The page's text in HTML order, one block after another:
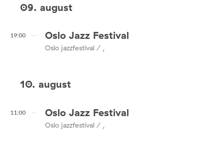
09. august
19:00 Oslo Jazz Festival
Oslo jazzfestival / ,
10. august
11:00 Oslo Jazz Festival
Oslo jazzfestival / ,